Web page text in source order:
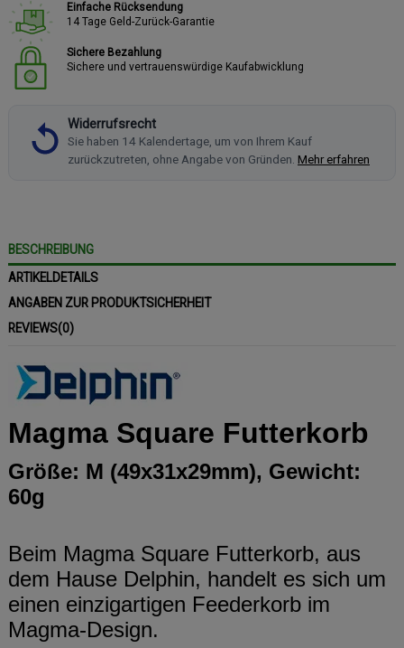
Einfache Rücksendung
14 Tage Geld-Zurück-Garantie
Sichere Bezahlung
Sichere und vertrauenswürdige Kaufabwicklung
Widerrufsrecht
Sie haben 14 Kalendertage, um von Ihrem Kauf
zurückzutreten, ohne Angabe von Gründen. Mehr erfahren
BESCHREIBUNG
ARTIKELDETAILS
ANGABEN ZUR PRODUKTSICHERHEIT
REVIEWS(0)
Magma Square Futterkorb
Größe: M (49x31x29mm), Gewicht:
60g
Beim Magma Square Futterkorb, aus
dem Hause Delphin, handelt es sich um
einen einzigartigen Feederkorb im
Magma-Design.